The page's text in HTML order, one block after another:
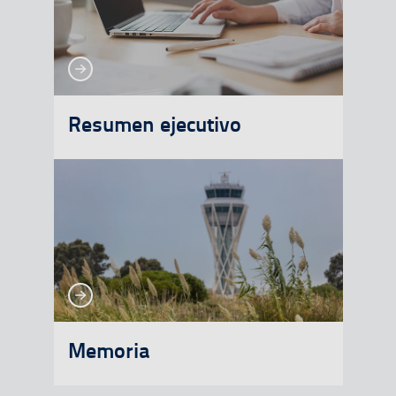
Ver más Ver más
Resumen ejecutivo
Ver másVer más
Memoria